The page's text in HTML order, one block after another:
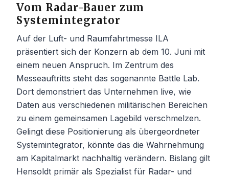
Vom Radar-Bauer zum
Systemintegrator
Auf der Luft- und Raumfahrtmesse ILA
präsentiert sich der Konzern ab dem 10. Juni mit
einem neuen Anspruch. Im Zentrum des
Messeauftritts steht das sogenannte Battle Lab.
Dort demonstriert das Unternehmen live, wie
Daten aus verschiedenen militärischen Bereichen
zu einem gemeinsamen Lagebild verschmelzen.
Gelingt diese Positionierung als übergeordneter
Systemintegrator, könnte das die Wahrnehmung
am Kapitalmarkt nachhaltig verändern. Bislang gilt
Hensoldt primär als Spezialist für Radar- und